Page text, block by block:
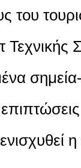
του
Τεχνικής
η